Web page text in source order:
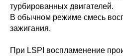
турбированных двигателей.
В обычном режиме смесь
зажигания.
При LSPI воспламенение